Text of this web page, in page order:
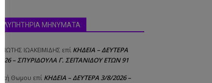
ΜΗΝΥΜΑΤΑ
IΩΑΚΕΙΜΙΔΗΣ επί ΚΗΔΕΙΑ – ΔΕΥΤΕΡΑ
– ΣΠΥΡΙΔΟΥΛΑ Γ. ΣΕΪΤΑΝΙΔΟΥ ΕΤΩΝ 91
Θωμου επί ΚΗΔΕΙΑ – ΔΕΥΤΕΡΑ 3/8/2026 –